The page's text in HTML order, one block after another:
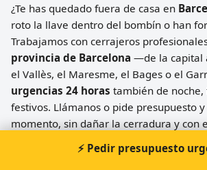
¿Te has quedado fuera de casa en
roto la llave dentro del bombín o han
Trabajamos con cerrajeros
provincia de Barcelona —de la capital
el Vallès, el Maresme, el Bages o el
urgencias 24 horas también de
festivos. Llámanos o pide presupuesto
momento, sin dañar la cerradura y con
⚡ Pedir presupuesto